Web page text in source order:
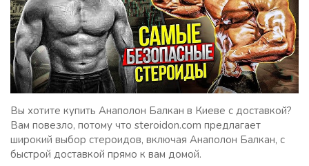
Вы хотите купить Анаполон Балкан в Киеве с доставкой?
Вам повезло, потому что steroidon.com предлагает
широкий выбор стероидов, включая Анаполон Балкан, с
быстрой доставкой прямо к вам домой.